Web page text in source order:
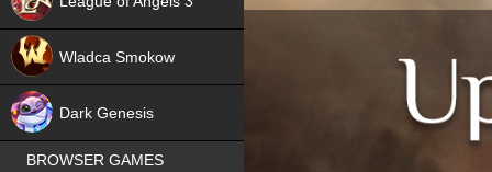
Wladca Smokow
Dark Genesis
BROWSER GAMES